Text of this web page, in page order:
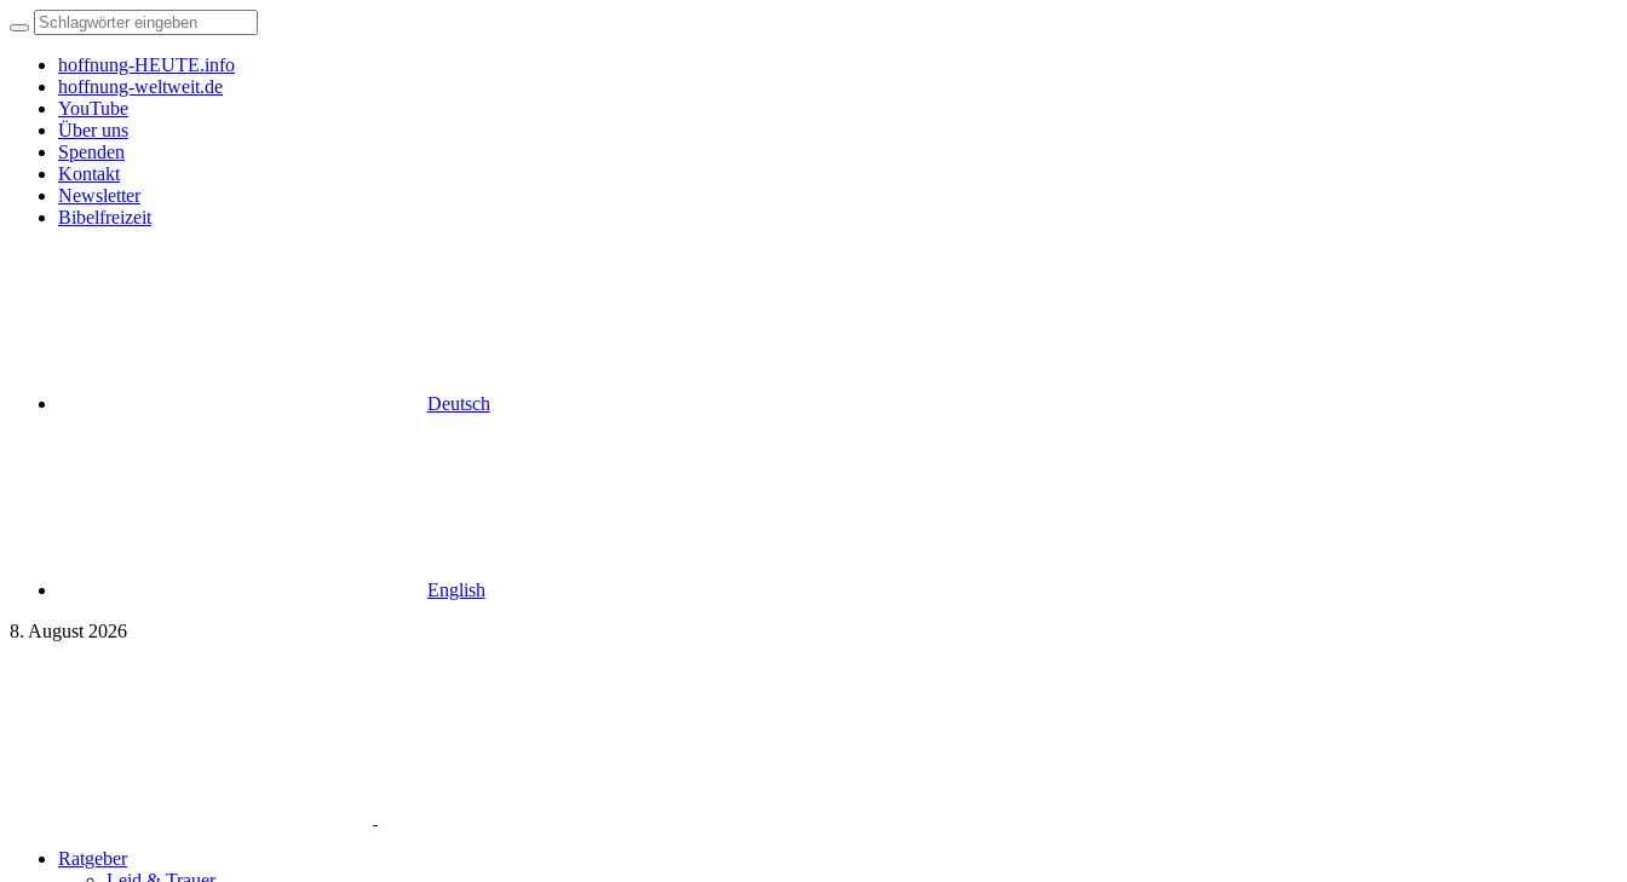
hoffnung-HEUTE.info
hoffnung-weltweit.de
YouTube
Über uns
Spenden
Kontakt
Newsletter
Bibelfreizeit
Deutsch
English
8. August 2026
Ratgeber